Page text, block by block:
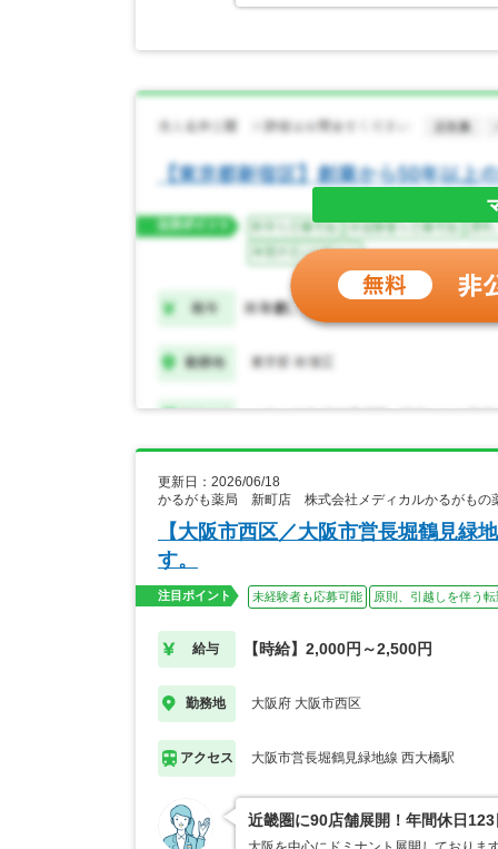
更新日：2026/06/18
かるがも薬局 新町店 株式会社メディカルかるがもの
【大阪市西区／大阪市営長堀鶴見緑
す。
注目ポイント 未経験者も応募可能 原則、引越しを伴う
給与 【時給】2,000円～2,500円
勤務地 大阪府 大阪市西区
アクセス 大阪市営長堀鶴見緑地線 西大橋駅
近畿圏に90店舗展開！年間休日